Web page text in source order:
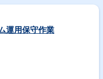
運用保守作業